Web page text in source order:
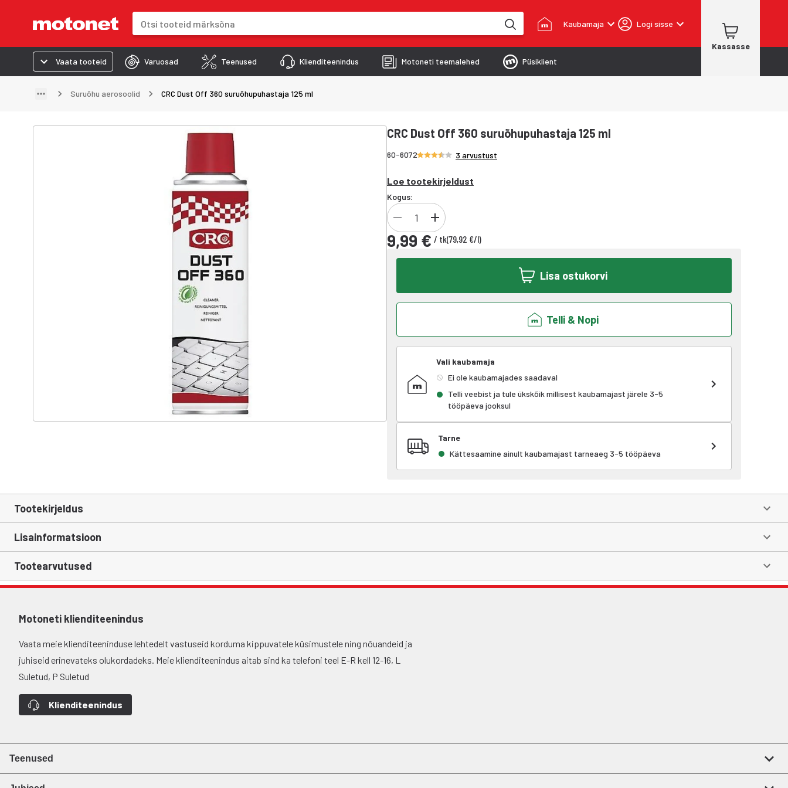
Kaubamaja Logi sisse
Kassasse
Vaata tooteid
Varuosad Teenused Klienditeenindus Motoneti teemalehed Püsiklient
Suruõhu aerosoolid CRC Dust Off 360 suruõhupuhastaja 125 ml
CRC Dust Off 360 suruõhupuhastaja 125 ml
60-6072Hinnang 3.3/5 tähte
3 arvustust
Loe tootekirjeldust
Kogus:
9,99 € / tk(79,92 €/l)
Lisa ostukorvi
Telli & Nopi
Vali kaubamaja
Ei ole kaubamajades saadaval
Telli veebist ja tule ükskõik millisest kaubamajast järele 3-5
tööpäeva jooksul
Tarne
Kättesaamine ainult kaubamajast tarneaeg 3-5 tööpäeva
Tootekirjeldus
Lisainformatsioon
Tootearvutused
Motoneti klienditeenindus
Vaata meie klienditeeninduse lehtedelt vastuseid korduma kippuvatele küsimustele ning nõuandeid ja
juhiseid erinevateks olukordadeks. Meie klienditeenindus aitab sind ka telefoni teel E-R kell 12-16, L
Suletud, P Suletud
Klienditeenindus
Teenused